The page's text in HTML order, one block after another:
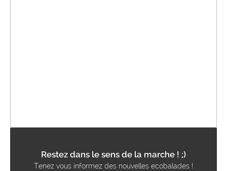
Restez dans le sens de la marche ! ;)
Tenez vous informez des nouvelles ecobalades !